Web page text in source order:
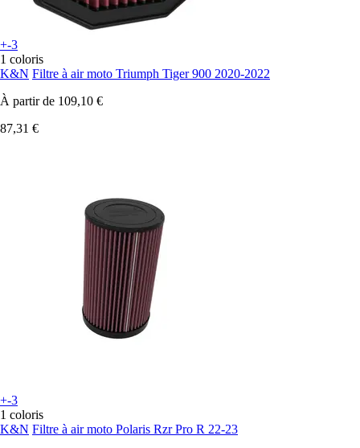
+-3
1 coloris
K&N Filtre à air moto Triumph Tiger 900 2020-2022
À partir de 109,10 €
87,31 €
+-3
1 coloris
K&N Filtre à air moto Polaris Rzr Pro R 22-23